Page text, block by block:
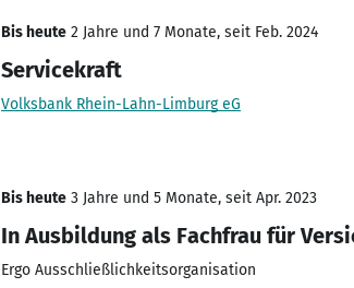
Bis heute 2 Jahre und 7 Monate, seit Feb. 2024
Servicekraft
Volksbank Rhein-Lahn-Limburg eG
Bis heute 3 Jahre und 5 Monate, seit Apr. 2023
In Ausbildung als Fachfrau für
Ergo Ausschließlichkeitsorganisation